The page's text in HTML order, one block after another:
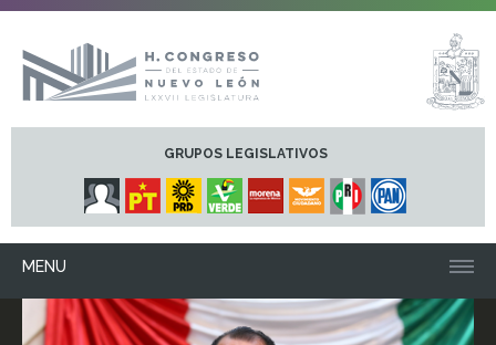
GRUPOS LEGISLATIVOS
MENU